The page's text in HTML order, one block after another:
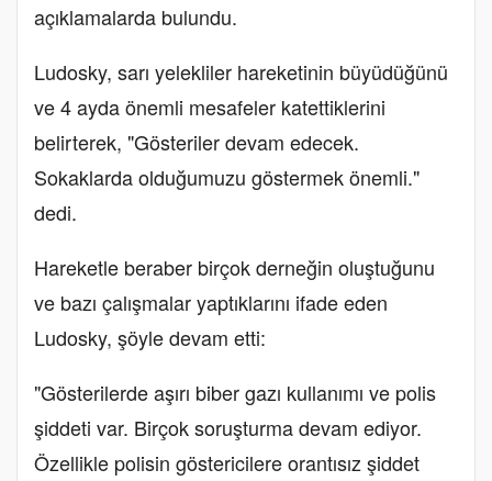
açıklamalarda bulundu.
Ludosky, sarı yelekliler hareketinin büyüdüğünü
ve 4 ayda önemli mesafeler katettiklerini
belirterek, "Gösteriler devam edecek.
Sokaklarda olduğumuzu göstermek önemli."
dedi.
Hareketle beraber birçok derneğin oluştuğunu
ve bazı çalışmalar yaptıklarını ifade eden
Ludosky, şöyle devam etti:
"Gösterilerde aşırı biber gazı kullanımı ve polis
şiddeti var. Birçok soruşturma devam ediyor.
Özellikle polisin göstericilere orantısız şiddet